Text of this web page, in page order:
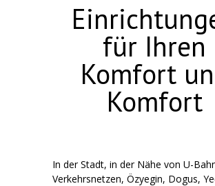
für Ihren
Komfort
Komfort
In der Stadt, in der Nähe von U-
Verkehrsnetzen, Özyegin, Dogus,